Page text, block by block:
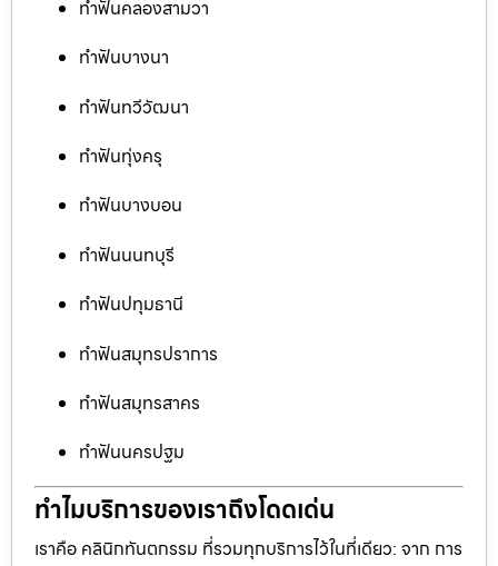
ทำฟันคลองสามวา
ทำฟันบางนา
ทำฟันทวีวัฒนา
ทำฟันทุ่งครุ
ทำฟันบางบอน
ทำฟันนนทบุรี
ทำฟันปทุมธานี
ทำฟันสมุทรปราการ
ทำฟันสมุทรสาคร
ทำฟันนครปฐม
ทำไมบริการของเราถึงโดดเด่น
เราคือ คลินิกทันตกรรม ที่รวมทุกบริการไว้ในที่เดียว: จาก การ